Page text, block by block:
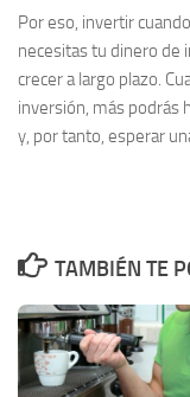
Por eso, invertir
necesitas tu dinero de
crecer a largo plazo.
inversión, más podrás
y, por tanto, esperar
TAMBIÉN TE